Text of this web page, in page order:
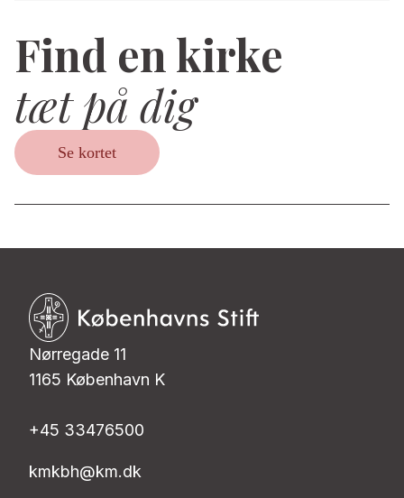
Find en kirke
tæt på dig
Se kortet
Nørregade 11
1165 København K
+45 33476500
kmkbh@km.dk